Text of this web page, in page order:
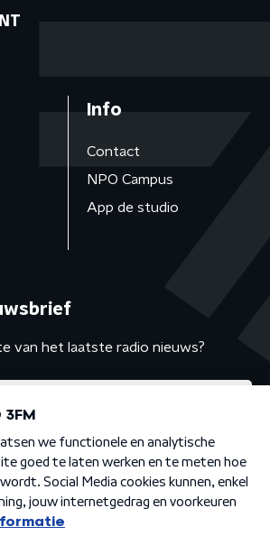
Info
Contact
NPO Campus
App de studio
van het laatste radio nieuws?
Privacybeleid